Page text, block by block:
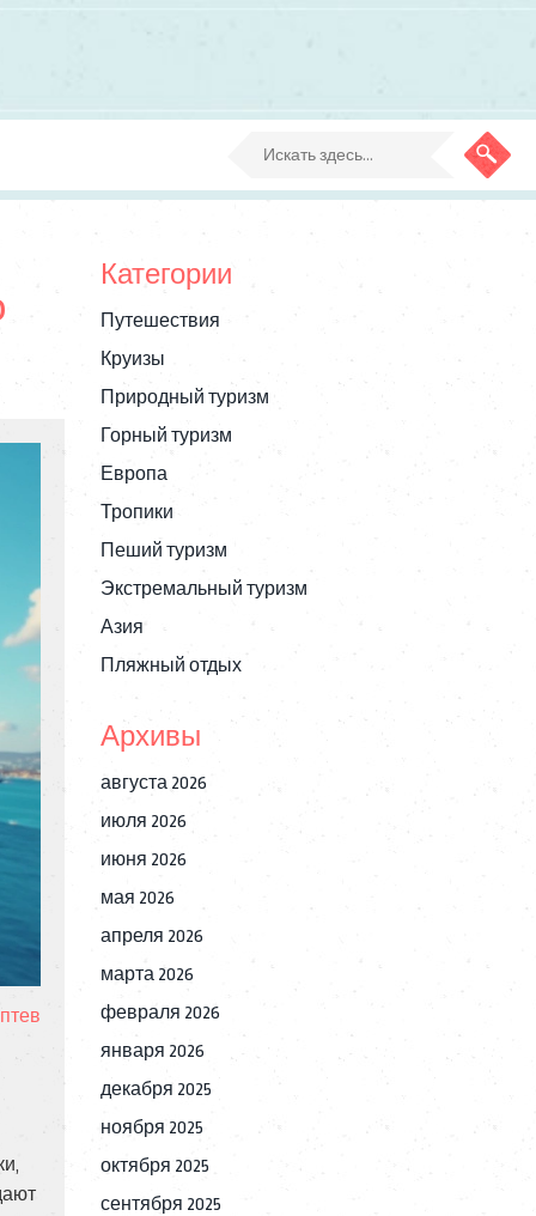
Категории
Путешествия
Круизы
Природный туризм
Горный туризм
Европа
Тропики
Пеший туризм
Экстремальный туризм
Азия
Пляжный отдых
Архивы
августа 2026
июля 2026
июня 2026
мая 2026
апреля 2026
марта 2026
февраля 2026
января 2026
декабря 2025
ноября 2025
октября 2025
сентября 2025